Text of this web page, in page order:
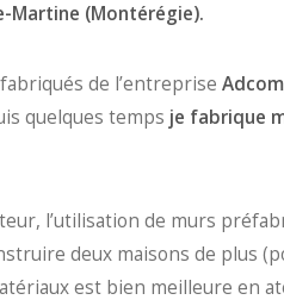
Martine (Montérégie).
de l’entreprise Adcom
quelques temps je fabrique
l’utilisation de murs
deux maisons de plus
est bien meilleure en